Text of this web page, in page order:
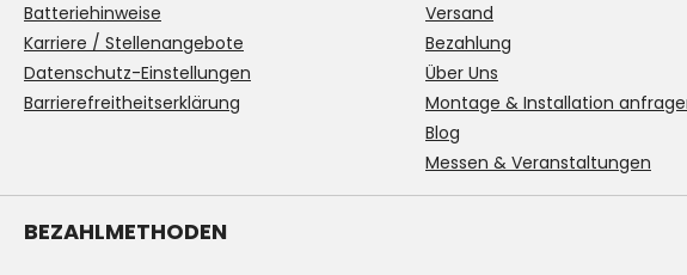
Batteriehinweise
Karriere / Stellenangebote
Datenschutz-Einstellungen
Barrierefreitheitserklärung
Versand
Bezahlung
Über Uns
Montage & Installation
Blog
Messen & Veranstaltungen
BEZAHLMETHODEN